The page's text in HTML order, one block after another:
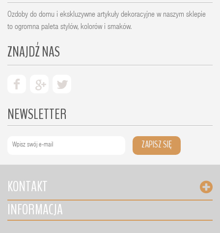
Ozdoby do domu i ekskluzywne artykuły dekoracyjne w naszym sklepie
to ogromna paleta stylów, kolorów i smaków.
ZNAJDŹ NAS
NEWSLETTER
ZAPISZ SIĘ
KONTAKT
INFORMACJA